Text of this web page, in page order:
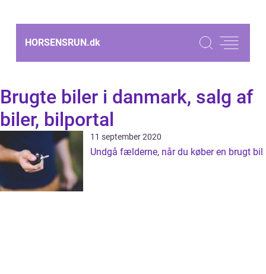
HORSENSRUN.dk
Brugte biler i danmark, salg af
biler, bilportal
11 september 2020
Undgå fælderne, når du køber en brugt bil